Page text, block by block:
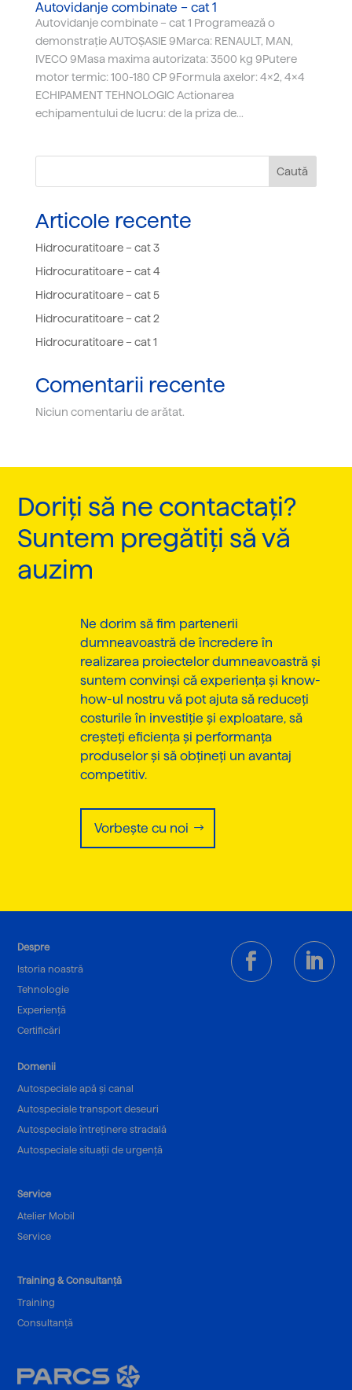
Autovidanje combinate – cat 1
Autovidanje combinate – cat 1 Programează o
demonstrație AUTOȘASIE 9Marca: RENAULT, MAN,
IVECO 9Masa maxima autorizata: 3500 kg 9Putere
motor termic: 100-180 CP 9Formula axelor: 4x2, 4x4
ECHIPAMENT TEHNOLOGIC Actionarea
echipamentului de lucru: de la priza de...
Caută
Articole recente
Hidrocuratitoare – cat 3
Hidrocuratitoare – cat 4
Hidrocuratitoare – cat 5
Hidrocuratitoare – cat 2
Hidrocuratitoare – cat 1
Comentarii recente
Niciun comentariu de arătat.
Doriți să ne contactați?
Suntem pregătiți să vă
auzim
Ne dorim să fim partenerii
dumneavoastră de încredere în
realizarea proiectelor dumneavoastră și
suntem convinși că experiența și know-
how-ul nostru vă pot ajuta să reduceți
costurile în investiție și exploatare, să
creșteți eficiența și performanța
produselor și să obțineți un avantaj
competitiv.
Vorbește cu noi
Despre
Istoria noastră
Tehnologie
Experiență
Certificări
Domenii
Autospeciale apă și canal
Autospeciale transport deseuri
Autospeciale întreținere stradală
Autospeciale situații de urgență
Service
Atelier Mobil
Service
Training & Consultanță
Training
Consultanță